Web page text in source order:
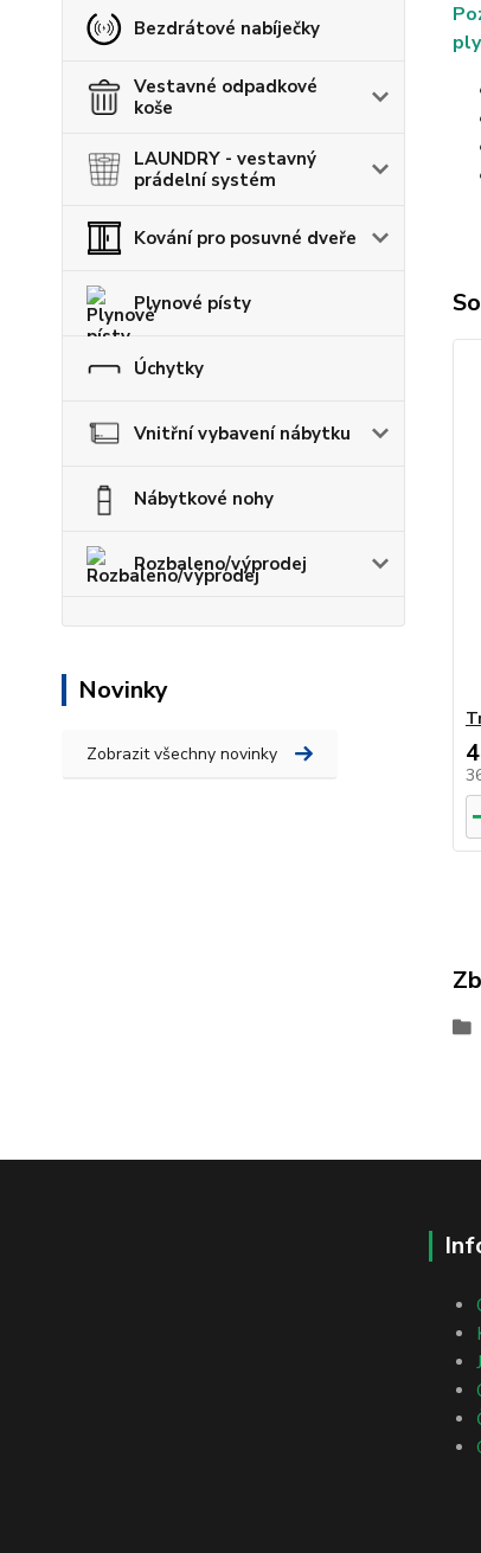
Bezdrátové nabíječky
Vestavné odpadkové
koše
LAUNDRY - vestavný
prádelní systém
Kování pro posuvné dveře
Plynové písty
Úchytky
Vnitřní vybavení nábytku
Nábytkové nohy
Rozbaleno/výprodej
Novinky
Zobrazit všechny novinky